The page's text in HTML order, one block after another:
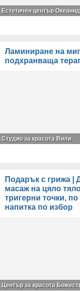
Естетичен център
Ламиниране на
подхранваща
Студио за красота Вили
Подарък с грижа |
масаж на цяло
тригерни точки,
напитка по избор
Център за красота